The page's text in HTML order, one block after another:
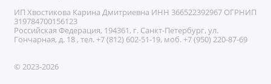
ИП Хвостикова Карина Дмитриевна ИНН 366522392967 ОГРНИП
319784700156123
Российская Федерация, 194361, г. Санкт-Петербург, ул.
Гончарная, д. 18 , тел. +7 (812) 602-51-19, моб. +7 (950) 220-87-69
© 2023-2026